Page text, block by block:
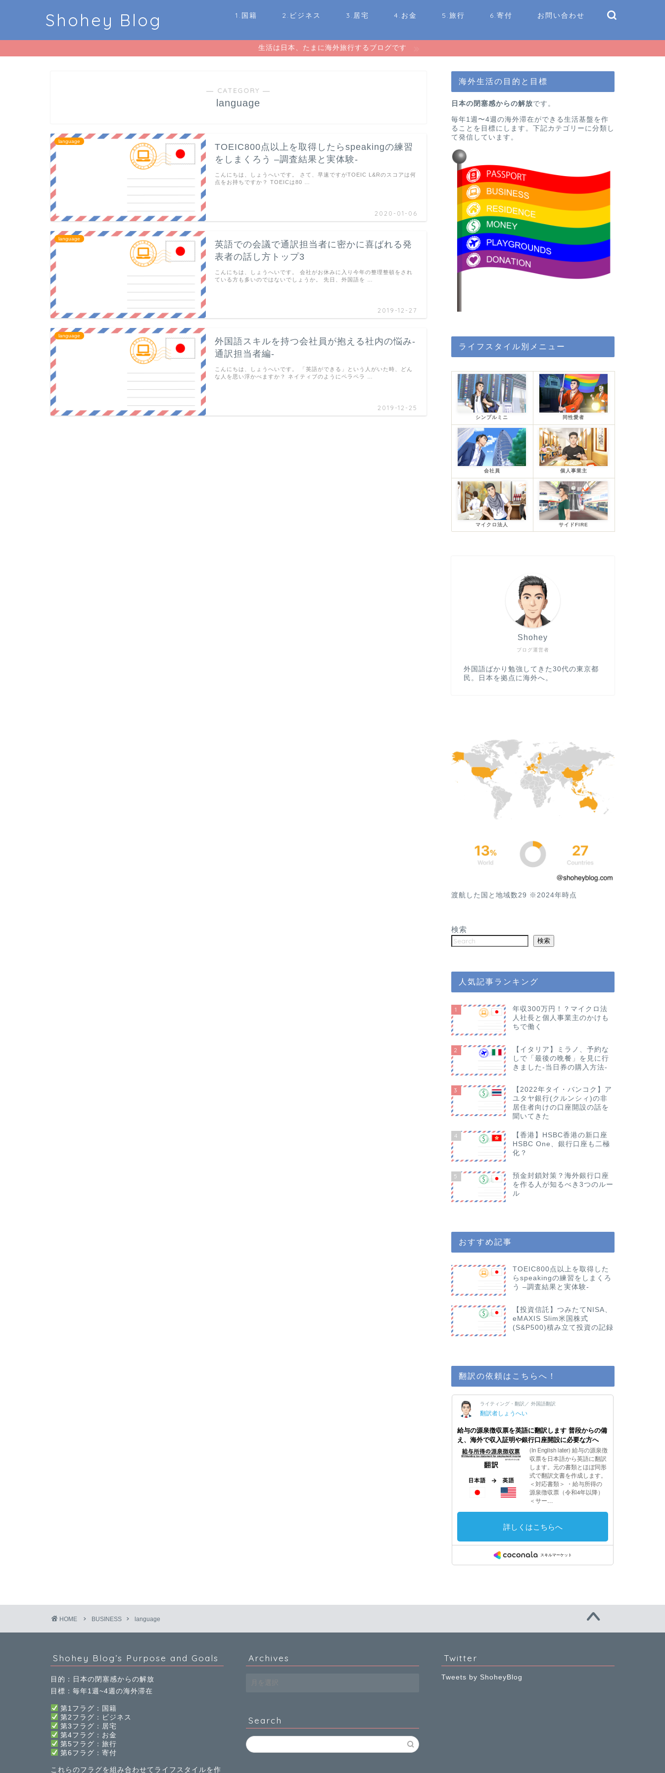
Shohey Blog 1.国籍 2.ビジネス 3.居宅 4.お金 5.旅行 6.寄付 お問い合わせ
生活は日本、たまに海外旅行するブログです
― CATEGORY ―
language
language
TOEIC800点以上を取得したらspeakingの練習
をしまくろう –調査結果と実体験-
2020-01-06
こんにちは、しょうへいです。 さて、早速ですがTOEIC L&Rのスコアは何
点をお持ちですか？ TOEICは80 …
language
英語での会議で通訳担当者に密かに喜ばれる発
表者の話し方トップ3
2019-12-27
こんにちは、しょうへいです。 会社がお休みに入り今年の整理整頓をされ
ている方も多いのではないでしょうか。 先日、外国語を …
language
外国語スキルを持つ会社員が抱える社内の悩み-
通訳担当者編-
2019-12-25
こんにちは、しょうへいです。 「英語ができる」という人がいた時、どん
な人を思い浮かべますか？ ネイティブのようにペラペラ …
海外生活の目的と目標
日本の閉塞感からの解放です。
毎年1週〜4週の海外滞在ができる生活基盤を作
ることを目標にします。下記カテゴリーに分類し
て発信しています。
ライフスタイル別メニュー
シンプルミニ 同性愛者
会社員 個人事業主
マイクロ法人 サイドFIRE
ブログ運営者
Shohey
外国語ばかり勉強してきた30代の東京都
民。日本を拠点に海外へ。
渡航した国と地域数29 ※2024年時点
検索
検索
人気記事ランキング
1
年収300万円！？マイクロ法
人社長と個人事業主のかけも
ちで働く
2
【イタリア】ミラノ、予約な
しで「最後の晩餐」を見に行
きました-当日券の購入方法-
3
【2022年タイ・バンコク】ア
ユタヤ銀行(クルンシィ)の非
居住者向けの口座開設の話を
聞いてきた
4
【香港】HSBC香港の新口座
HSBC One、銀行口座も二極
化？
5
預金封鎖対策？海外銀行口座
を作る人が知るべき3つのルー
ル
おすすめ記事
TOEIC800点以上を取得した
らspeakingの練習をしまくろ
う –調査結果と実体験-
【投資信託】つみたてNISA、
eMAXIS Slim米国株式
(S&P500)積み立て投資の記録
翻訳の依頼はこちらへ！
HOME BUSINESS language
Shohey Blog’s Purpose and Goals
目的：日本の閉塞感からの解放
目標：毎年1週~4週の海外滞在
第1フラグ：国籍
第2フラグ：ビジネス
第3フラグ：居宅
第4フラグ：お金
第5フラグ：旅行
第6 フラグ：寄付
これらのフラグを組み合わせてライフスタイルを作
Archives
Search
Twitter
Tweets by ShoheyBlog